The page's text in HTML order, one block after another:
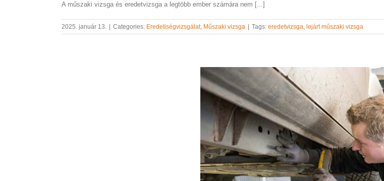
A műszaki vizsga és eredetvizsga a legtöbb ember számára nem [...]
2025. január 13. Categories: Eredetiségvizsgálat, Műszaki vizsga Tags: eredetvizsga, lejárt műszaki vizsga